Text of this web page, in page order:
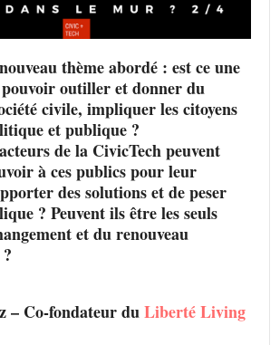
thème abordé : est ce une
outiller et donner du
civile, impliquer les citoyens
et publique ?
de la CivicTech peuvent
à ces publics pour leur
des solutions et de peser
? Peuvent ils être les seuls
et du renouveau
– Co-fondateur duLiberté Living